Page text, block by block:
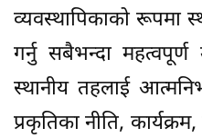
व्यवस्थापिकाको रूपमा
गर्नु सबैभन्दा
स्थानीय तहलाई
प्रकृतिका नीति,